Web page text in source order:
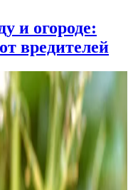
и огороде:
вредителей